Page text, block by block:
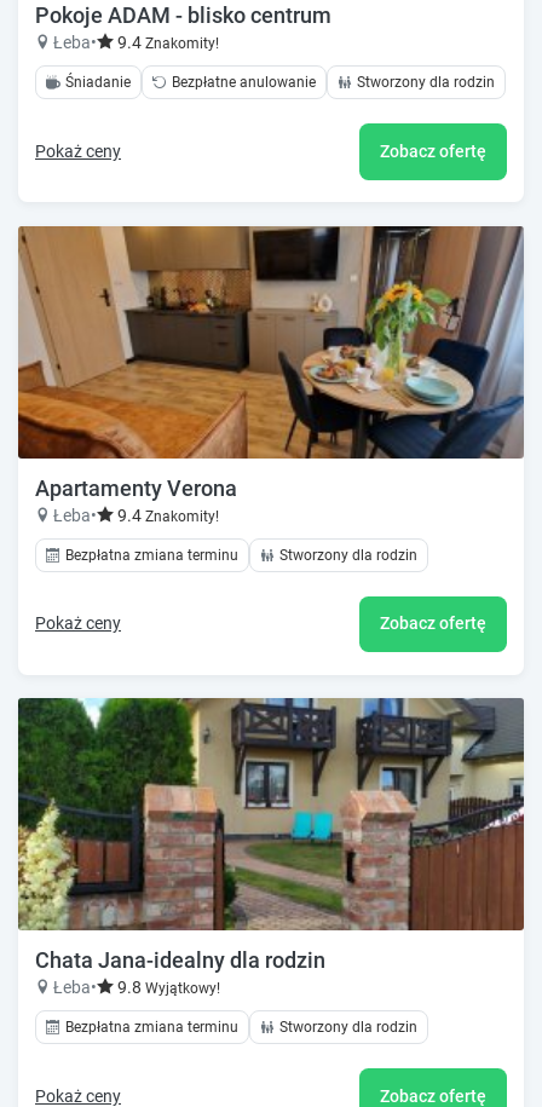
Pokoje ADAM - blisko centrum
Łeba• 9.4 Znakomity!
Śniadanie Bezpłatne anulowanie Stworzony dla rodzin
Pokaż ceny Zobacz ofertę
Apartamenty Verona
Łeba• 9.4 Znakomity!
Bezpłatna zmiana terminu Stworzony dla rodzin
Pokaż ceny Zobacz ofertę
Chata Jana-idealny dla rodzin
Łeba• 9.8 Wyjątkowy!
Bezpłatna zmiana terminu Stworzony dla rodzin
Pokaż ceny Zobacz ofertę